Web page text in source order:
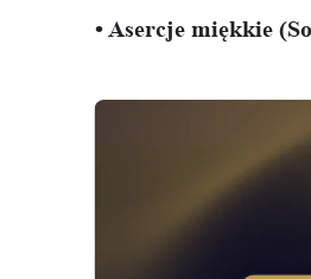
• Asercje miękkie